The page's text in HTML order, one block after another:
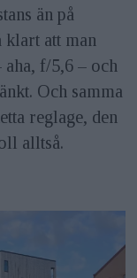
än på
klart att man
f/5,6 – och
Och samma
reglage, den
alltså.